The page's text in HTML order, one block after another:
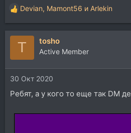
Р
е
а
и
и
:
Devian, Mamont56 и Arlekin
T tosho
Active Member
30 Окт 2020
Ребят, а у кого то еще так DM